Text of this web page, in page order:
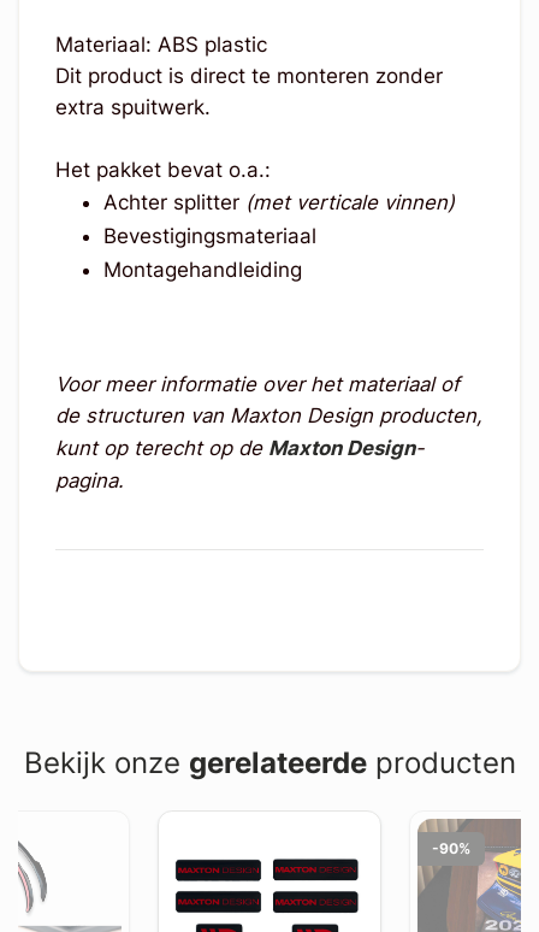
Materiaal: ABS plastic
Dit product is direct te monteren zonder
extra spuitwerk.
Het pakket bevat o.a.:
Achter splitter (met verticale vinnen)
Bevestigingsmateriaal
Montagehandleiding
Voor meer informatie over het materiaal of
de structuren van Maxton Design producten,
kunt op terecht op de Maxton Design-
pagina.
Bekijk onze gerelateerdeproducten
-90%